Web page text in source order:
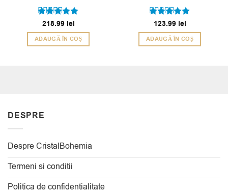
Evaluat la
5din 5
218.99 lei
ADAUGĂ ÎN COȘ
Evaluat la
5din 5
123.99 lei
ADAUGĂ ÎN COȘ
DESPRE
Despre CristalBohemia
Termeni si conditii
Politica de confidentialitate